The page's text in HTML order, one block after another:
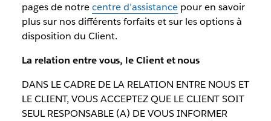
pages de notrecentre d’assistancepour en savoir
plus sur nos différents forfaits et sur les options à
disposition du Client.
La relation entre vous, le Client et nous
DANS LE CADRE DE LA RELATION ENTRE NOUS ET
LE CLIENT, VOUS ACCEPTEZ QUE LE CLIENT SOIT
SEUL RESPONSABLE (A) DE VOUS INFORMER